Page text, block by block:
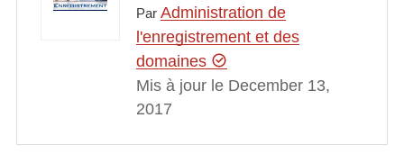
Par Administration de
l'enregistrement et des
domaines
Mis à jour le December 13,
2017